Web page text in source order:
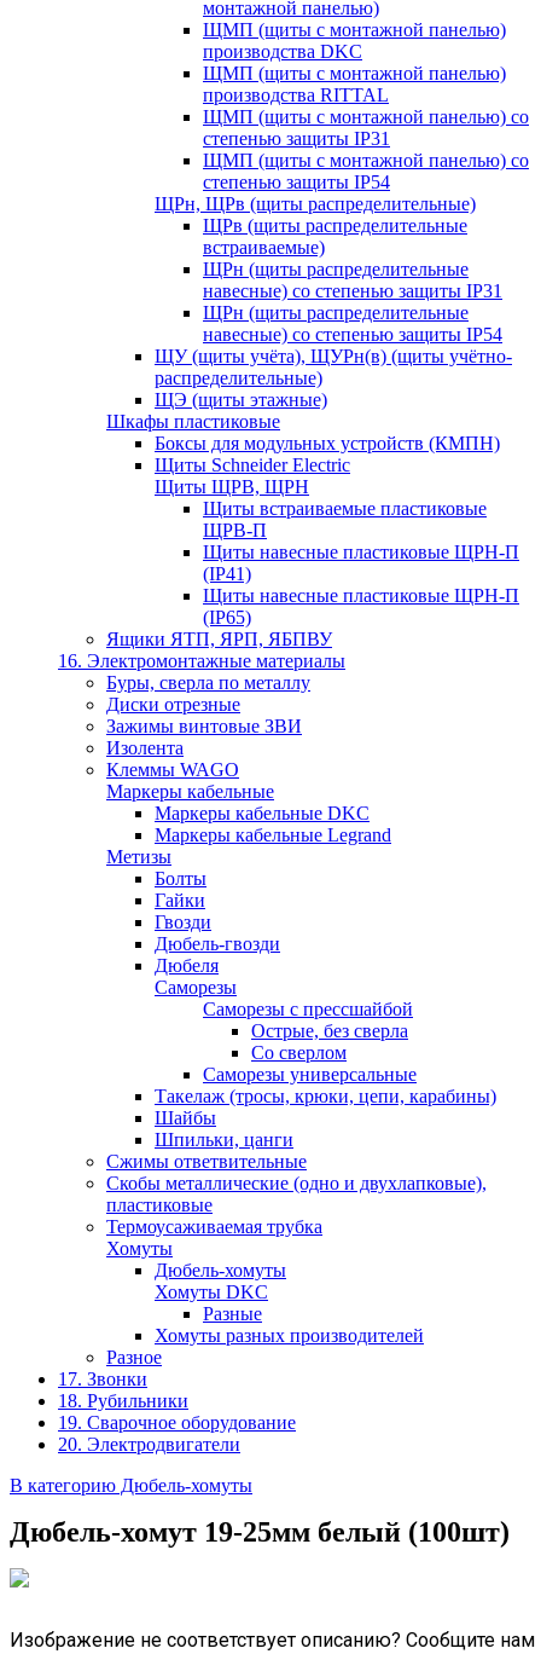
монтажной панелью)
ЩМП (щиты с монтажной панелью)
производства DKC
ЩМП (щиты с монтажной панелью)
производства RITTAL
ЩМП (щиты с монтажной панелью) со
степенью защиты IP31
ЩМП (щиты с монтажной панелью) со
степенью защиты IP54
ЩРн, ЩРв (щиты распределительные)
ЩРв (щиты распределительные
встраиваемые)
ЩРн (щиты распределительные
навесные) со степенью защиты IP31
ЩРн (щиты распределительные
навесные) со степенью защиты IP54
ЩУ (щиты учёта), ЩУРн(в) (щиты учётно-
распределительные)
ЩЭ (щиты этажные)
Шкафы пластиковые
Боксы для модульных устройств (КМПН)
Щиты Schneider Electric
Щиты ЩРВ, ЩРН
Щиты встраиваемые пластиковые
ЩРВ-П
Щиты навесные пластиковые ЩРН-П
(IP41)
Щиты навесные пластиковые ЩРН-П
(IP65)
Ящики ЯТП, ЯРП, ЯБПВУ
16. Электромонтажные материалы
Буры, сверла по металлу
Диски отрезные
Зажимы винтовые ЗВИ
Изолента
Клеммы WAGO
Маркеры кабельные
Маркеры кабельные DKC
Маркеры кабельные Legrand
Метизы
Болты
Гайки
Гвозди
Дюбель-гвозди
Дюбеля
Саморезы
Саморезы с прессшайбой
Острые, без сверла
Со сверлом
Саморезы универсальные
Такелаж (тросы, крюки, цепи, карабины)
Шайбы
Шпильки, цанги
Сжимы ответвительные
Скобы металлические (одно и двухлапковые),
пластиковые
Термоусаживаемая трубка
Хомуты
Дюбель-хомуты
Хомуты DKC
Разные
Хомуты разных производителей
Разное
17. Звонки
18. Рубильники
19. Сварочное оборудование
20. Электродвигатели
В категорию Дюбель-хомуты
Дюбель-хомут 19-25мм белый (100шт)
Изображение не соответствует описанию? Сообщите нам